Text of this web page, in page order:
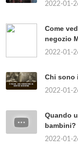
2022-01-
Come
negozio
2022-01-
Chi sono
2022-01-
Quando
bambini?
2022-01-